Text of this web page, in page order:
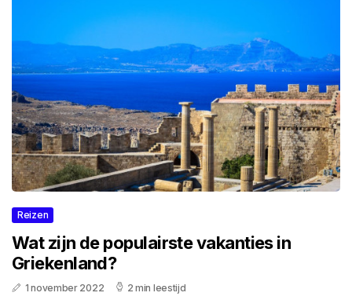
Reizen
Wat zijn de populairste vakanties in
Griekenland?
1 november 2022 2 min leestijd